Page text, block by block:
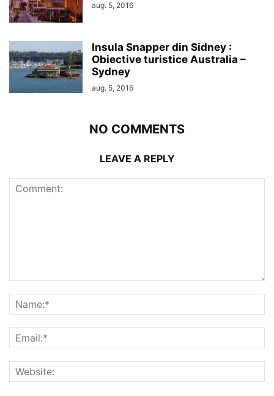
aug. 5, 2016
Insula Snapper din Sidney :
Obiective turistice Australia –
Sydney
aug. 5, 2016
NO COMMENTS
LEAVE A REPLY